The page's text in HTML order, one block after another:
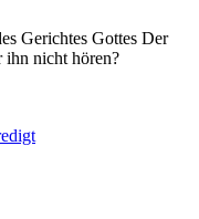
Gerichtes Gottes Der
nicht hören?